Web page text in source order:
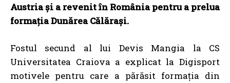
Austria și a revenit în România pentru a prelua
formația Dunărea Călărași.
Fostul secund al lui Devis Mangia la CS
Universitatea Craiova a explicat la Digisport
motivele pentru care a părăsit formația din